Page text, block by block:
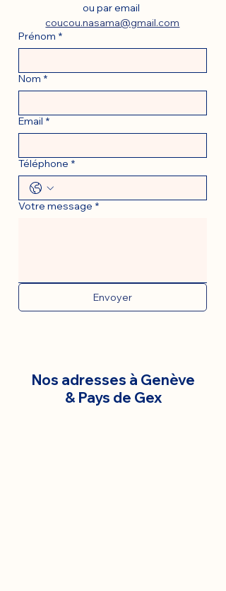
coucou.nasama@gmail.com
Prénom *
Nom *
Email *
Téléphone *
Votre message *
Envoyer
Nos adresses à Genève
& Pays de Gex